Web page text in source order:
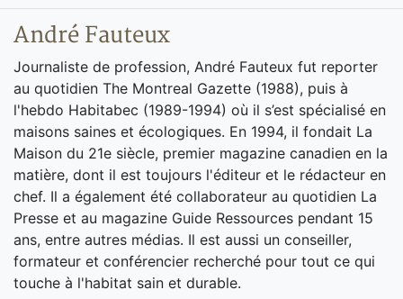
André Fauteux
Journaliste de profession, André Fauteux fut reporter
au quotidien The Montreal Gazette (1988), puis à
l'hebdo Habitabec (1989-1994) où il s’est spécialisé en
maisons saines et écologiques. En 1994, il fondait La
Maison du 21e siècle, premier magazine canadien en la
matière, dont il est toujours l'éditeur et le rédacteur en
chef. Il a également été collaborateur au quotidien La
Presse et au magazine Guide Ressources pendant 15
ans, entre autres médias. Il est aussi un conseiller,
formateur et conférencier recherché pour tout ce qui
touche à l'habitat sain et durable.